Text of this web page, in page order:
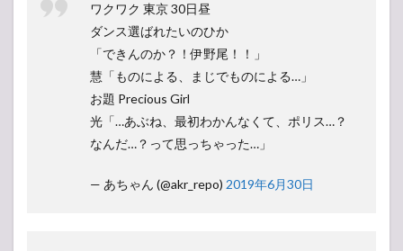
ワクワク 東京 30日昼
ダンス選ばれたいのひか
「できんのか？！伊野尾！！」
慧「ものによる、まじでものによる…」
お題 Precious Girl
光「…あぶね、最初わかんなくて、ポリス…？
なんだ…？って思っちゃった…」
— あちゃん (@akr_repo) 2019年6月30日